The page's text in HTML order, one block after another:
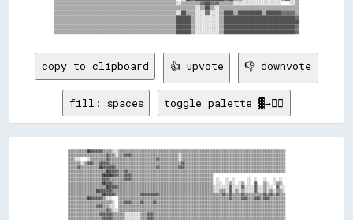
▒▒▒▒▒▒▒▒▒▒▒▒▒▒▒▒▒▒▒▒▒▒▒▒▒▒▒▒▒▒▒▒▒▒▒▒▒▒▒▒▒▒▒▒▒▒▒▒▒▒▒▒░░▒▒▒▒▒▒▒▒▓▓██▓▓▓▓▒▒▒▒▒▒░░░░░░░░░░░░░░░░░░░░    ░░▒▒
▒▒▒▒▒▒▒▒▒▒▒▒▒▒▒▒▒▒▒▒▒▒▒▒▒▒▒▒▒▒▒▒▒▒▒▒▒▒▒▒▒▒▒▒▒▒▒▒▒▒▒▒▒▒▒▒▒▒▒▒░░▒▒██▒▒░░▒▒▒▒▒▒▒▒▒▒▒▒▒▒▒▒▒▒▒▒▒▒▒▒▒▒▒▒▒▒▒▒▒▒
▒▒▒▒▒▒▒▒▒▒▒▒▒▒▒▒▒▒▒▒▒▒▒▒▒▒▒▒▒▒▒▒▒▒▒▒▒▒▒▒▒▒▒▒▒▒▒▒▒▒▒▒░░██▒▒▒▒░░░░▓▓░░░░▒▒████▒▒██████████▒▒██████▓▓▓▓▓▓▒▒
▒▒▒▒▒▒▒▒▒▒▒▒▒▒▒▒▒▒▒▒▒▒▒▒▒▒▒▒▒▒▒▒▒▒▒▒▒▒▒▒▒▒▒▒▒▒▒▒▒▒▒▒██████▒▒░░░░░░░░░░▒▒██████████████████████████████▓▓
▒▒▒▒▒▒▒▒▒▒▒▒▒▒▒▒▒▒▒▒▒▒▒▒▒▒▒▒▒▒▒▒▒▒▒▒▒▒▒▒▒▒▒▒▒▒▒▒▒▒▒▒██████▒▒░░░░░░░░░░▒▒████████████████████████████████
▒▒▒▒▒▒▒▒▒▒▒▒▒▒▒▒▒▒▒▒▒▒▒▒▒▒▒▒▒▒▒▒▒▒▒▒▒▒▒▒▒▒▒▒▒▒▒▒▒▒▒▒██████▒▒░░░░░░░░░░▒▒██████████████████████████████▓▓
copy to clipboard 👍 upvote 👎 downvote
fill: spaces toggle palette ▓→✊🏽